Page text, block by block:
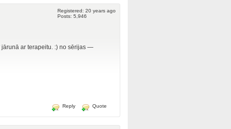
Registered: 20 years ago
Posts: 5,946
jārunā ar terapeitu. :) no sērijas —
Reply Quote